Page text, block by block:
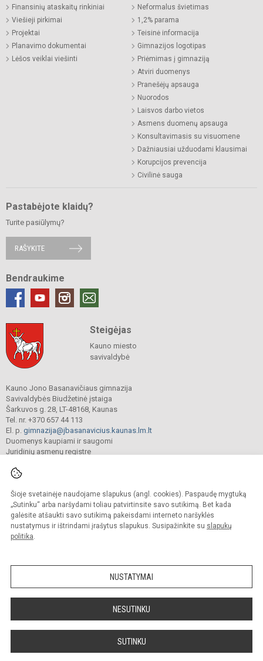
Šioje svetainėje naudojame slapukus (angl. cookies). Paspaudę mygtuką
„Sutinku“ arba naršydami toliau patvirtinsite savo sutikimą. Bet kada
galėsite atšaukti savo sutikimą pakeisdami interneto naršyklės
nustatymus ir ištrindami įrašytus slapukus. Susipažinkite su slapukų
politika.
NUSTATYMAI
NESUTINKU
SUTINKU
Finansinių ataskaitų rinkiniai
Viešieji pirkimai
Projektai
Planavimo dokumentai
Lėšos veiklai viešinti
Neformalus švietimas
1,2% parama
Teisinė informacija
Gimnazijos logotipas
Priėmimas į gimnaziją
Atviri duomenys
Pranešėjų apsauga
Nuorodos
Laisvos darbo vietos
Asmens duomenų apsauga
Konsultavimasis su visuomene
Dažniausiai užduodami klausimai
Korupcijos prevencija
Civilinė sauga
Pastabėjote klaidų?
Turite pasiūlymų?
RAŠYKITE
Bendraukime
Steigėjas
Kauno miesto
savivaldybė
Kauno Jono Basanavičiaus gimnazija
Savivaldybės Biudžetinė įstaiga
Šarkuvos g. 28, LT-48168, Kaunas
Tel. nr. +370 657 44 113
El. p. gimnazija@jbasanavicius.kaunas.lm.lt
Duomenys kaupiami ir saugomi
Juridinių asmenų registre
© 2018. Kauno Jono Basanavičiaus gimnazija. Visos teisės saugomos.
Kopijuoti turinį be raštiško gimnazijos sutikimo griežtai draudžiama.
Versija neįgaliesiems Slapukų valdymas